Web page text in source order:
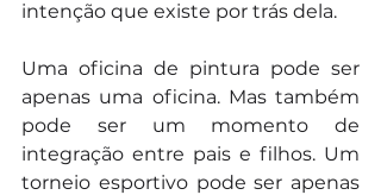
intenção que existe por trás dela.
Uma oficina de pintura pode ser
apenas uma oficina. Mas também
pode ser um momento de
integração entre pais e filhos. Um
torneio esportivo pode ser apenas